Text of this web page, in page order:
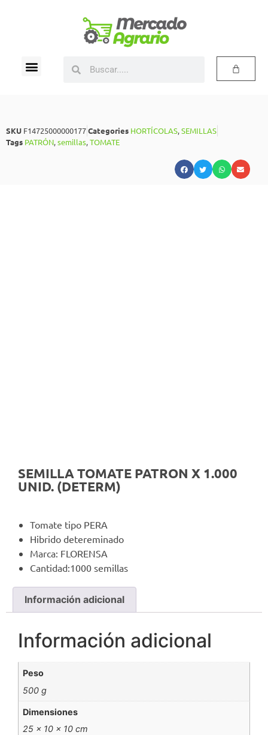
SKU F14725000000177Categories HORTÍCOLAS,SEMILLAS
Tags PATRÓN,semillas,TOMATE
SEMILLA TOMATE PATRON X 1.000
UNID. (DETERM)
Tomate tipo PERA
Hibrido detereminado
Marca: FLORENSA
Cantidad:1000 semillas
Información adicional
Información adicional
Peso
500 g
Dimensiones
25 × 10 × 10 cm